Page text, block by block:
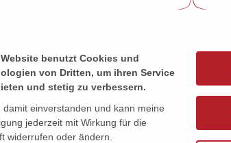
der Rose
6,90 EUR
FEINHERB
6,95 EUR
Website benutzt Cookies und
von Dritten, um ihren Service
und stetig zu verbessern.
damit einverstanden und kann meine
jederzeit mit Wirkung für die
widerrufen oder ändern.